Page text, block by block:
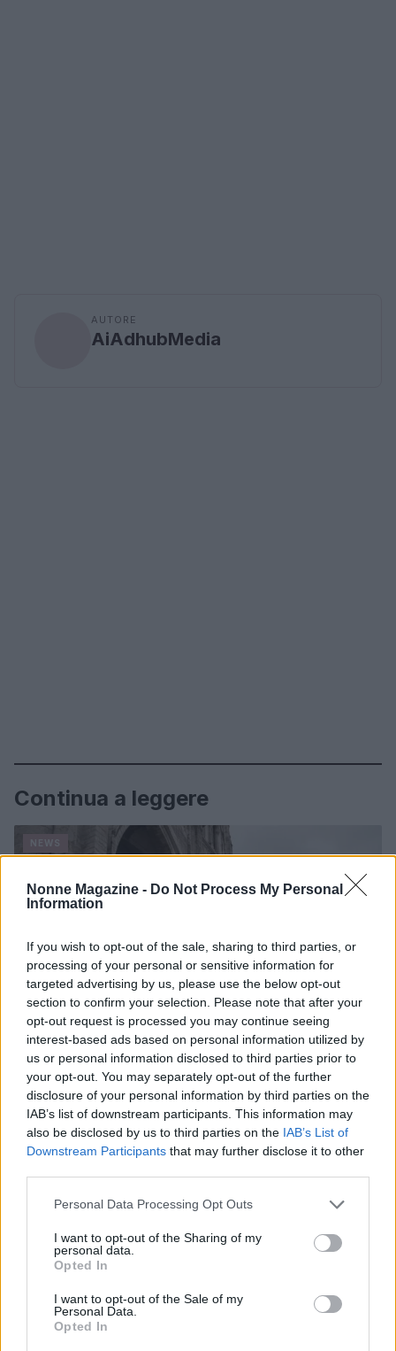
Nonne Magazine - Do Not Process My Personal
Information
If you wish to opt-out of the sale, sharing to third parties, or
processing of your personal or sensitive information for
targeted advertising by us, please use the below opt-out
section to confirm your selection. Please note that after your
opt-out request is processed you may continue seeing
interest-based ads based on personal information utilized by
us or personal information disclosed to third parties prior to
your opt-out. You may separately opt-out of the further
disclosure of your personal information by third parties on the
IAB’s list of downstream participants. This information may
also be disclosed by us to third parties on the IAB’s List of
Downstream Participants that may further disclose it to other
Please note that this website/app uses one or more Google
not limited to your visit or usage behaviour. You may click to
grant or deny consent to Google and its third-party tags to
use your data for below specified purposes in below Google
consent section.
Personal Data Processing Opt Outs
I want to opt-out of the Sharing of my
personal data.
Opted In
I want to opt-out of the Sale of my
Personal Data.
Opted In
AUTORE
AiAdhubMedia
Continua a leggere
Papa Leone a Santa Maria degli Angeli: migliaia di
giovani per il meeting francescano
Edoardo Castellucci · 7 Ago 2026